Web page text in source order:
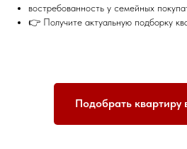
востребованность у семейных
👉 Получите актуальную подборку
Подобрать квартиру